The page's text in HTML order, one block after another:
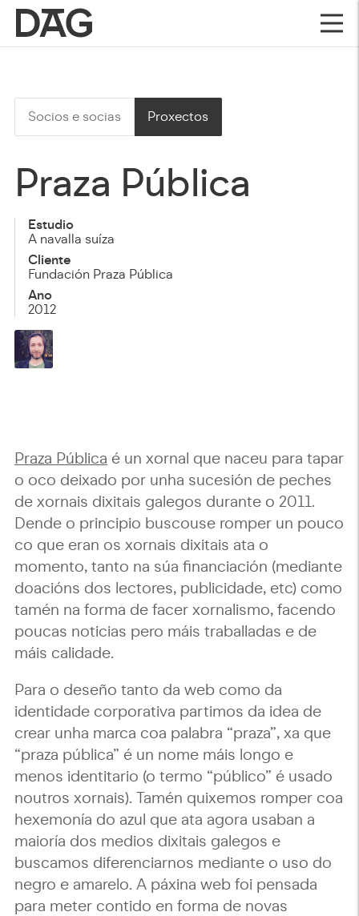
Socios e socias Proxectos
Praza Pública
Estudio
A navalla suíza
Cliente
Fundación Praza Pública
Ano
2012
Praza Pública é un xornal que naceu para tapar
o oco deixado por unha sucesión de peches
de xornais dixitais galegos durante o 2011.
Dende o principio buscouse romper un pouco
co que eran os xornais dixitais ata o
momento, tanto na súa financiación (mediante
doacións dos lectores, publicidade, etc) como
tamén na forma de facer xornalismo, facendo
poucas noticias pero máis traballadas e de
máis calidade.
Para o deseño tanto da web como da
identidade corporativa partimos da idea de
crear unha marca coa palabra “praza”, xa que
“praza pública” é un nome máis longo e
menos identitario (o termo “público” é usado
noutros xornais). Tamén quixemos romper coa
hexemonía do azul que ata agora usaban a
maioría dos medios dixitais galegos e
buscamos diferenciarnos mediante o uso do
negro e amarelo. A páxina web foi pensada
para meter contido en forma de novas